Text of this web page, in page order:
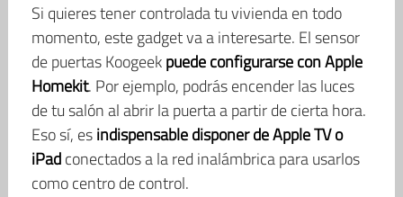
Si quieres tener controlada tu vivienda en todo
momento, este gadget va a interesarte. El sensor
de puertas Koogeekpuede configurarse con Apple
Homekit. Por ejemplo, podrás encender las luces
de tu salón al abrir la puerta a partir de cierta hora.
Eso sí, esindispensable disponer de Apple TV o
iPadconectados a la red inalámbrica para usarlos
como centro de control.